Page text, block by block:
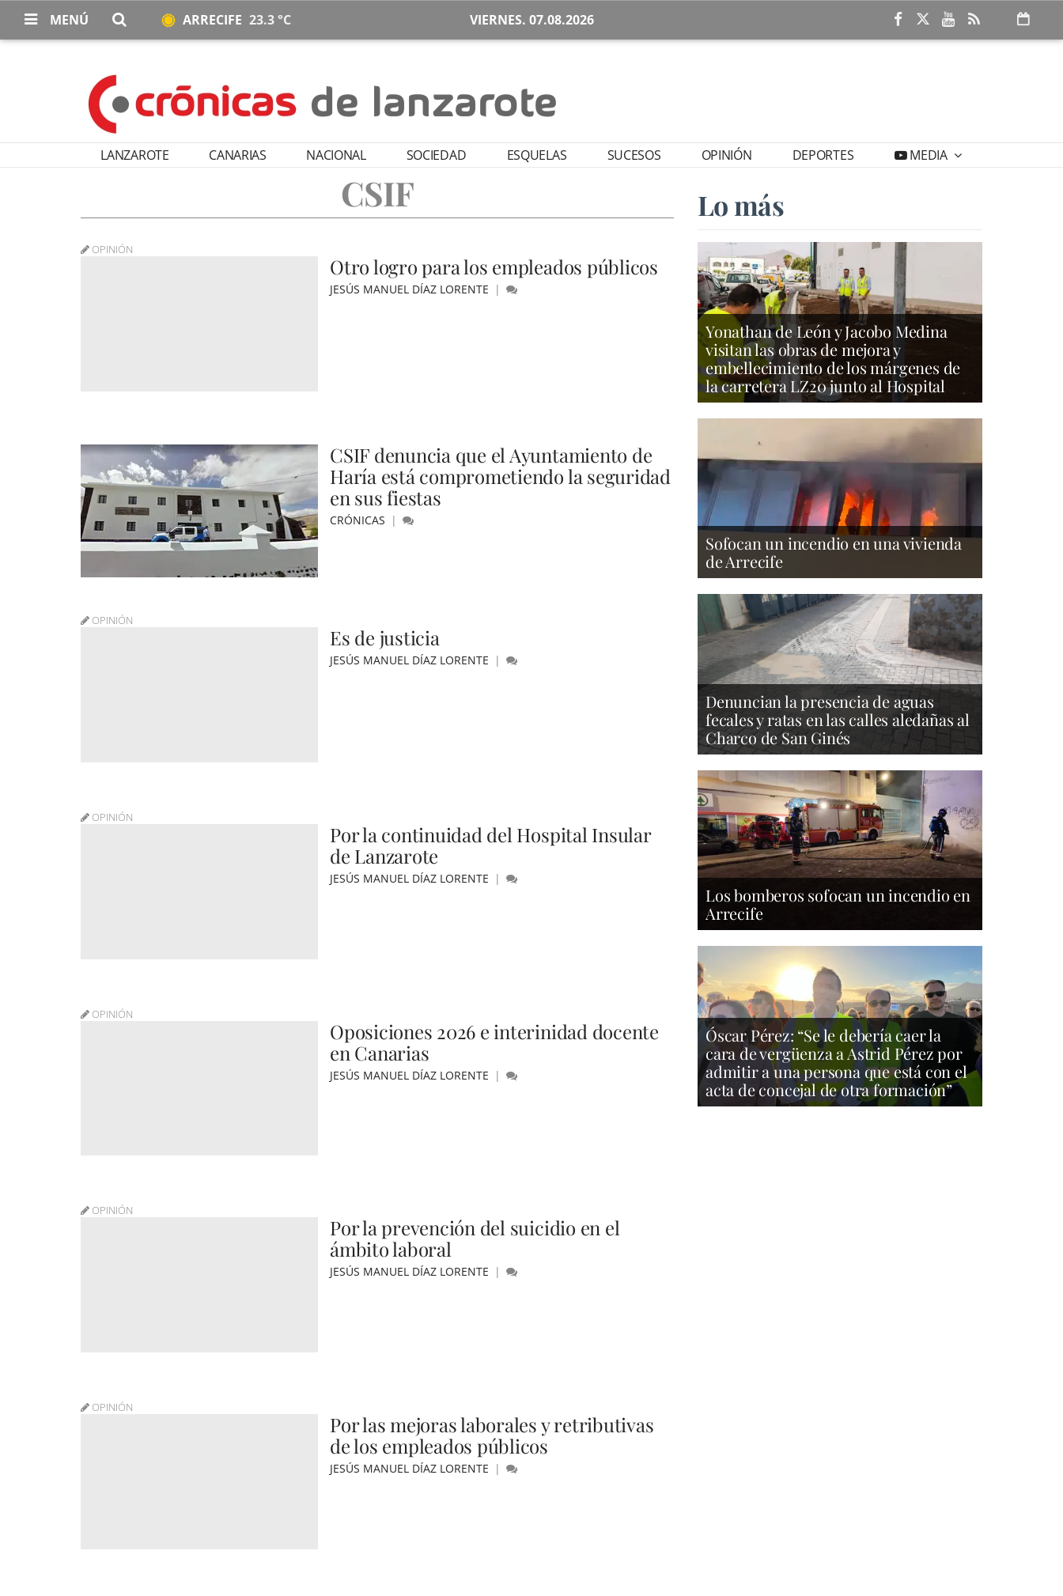
MENÚ ARRECIFE 23.3 °C VIERNES. 07.08.2026
LANZAROTE CANARIAS NACIONAL SOCIEDAD ESQUELAS SUCESOS OPINIÓN DEPORTES MEDIA
CSIF
OPINIÓN
Otro logro para los empleados públicos
JESÚS MANUEL DÍAZ LORENTE
CSIF denuncia que el Ayuntamiento de
Haría está comprometiendo la seguridad
en sus fiestas
CRÓNICAS
OPINIÓN
Es de justicia
JESÚS MANUEL DÍAZ LORENTE
OPINIÓN
Por la continuidad del Hospital Insular
de Lanzarote
JESÚS MANUEL DÍAZ LORENTE
OPINIÓN
Oposiciones 2026 e interinidad docente
en Canarias
JESÚS MANUEL DÍAZ LORENTE
OPINIÓN
Por la prevención del suicidio en el
ámbito laboral
JESÚS MANUEL DÍAZ LORENTE
OPINIÓN
Por las mejoras laborales y retributivas
de los empleados públicos
JESÚS MANUEL DÍAZ LORENTE
Lo más
Yonathan de León y Jacobo Medina
visitan las obras de mejora y
embellecimiento de los márgenes de
la carretera LZ20 junto al Hospital
Sofocan un incendio en una vivienda
de Arrecife
Denuncian la presencia de aguas
fecales y ratas en las calles aledañas al
Charco de San Ginés
Los bomberos sofocan un incendio en
Arrecife
Óscar Pérez: “Se le debería caer la
cara de vergüenza a Astrid Pérez por
admitir a una persona que está con el
acta de concejal de otra formación”